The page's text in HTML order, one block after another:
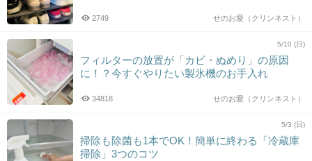
せのお愛（クリンネスト）
2749
5/10 (日)
フィルターの放置が「カビ・ぬめり」の原因
に！？今すぐやりたい製氷機のお手入れ
せのお愛（クリンネスト）
34818
5/3 (日)
掃除も除菌も1本でOK！簡単に終わる「冷蔵庫
掃除」3つのコツ